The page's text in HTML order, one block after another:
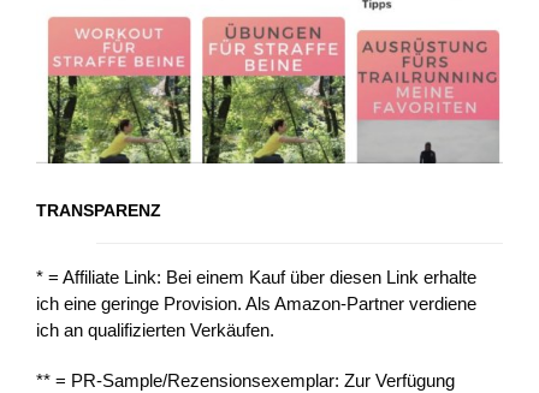
TRANSPARENZ
* = Affiliate Link: Bei einem Kauf über diesen Link erhalte
ich eine geringe Provision. Als Amazon-Partner verdiene
ich an qualifizierten Verkäufen.
** = PR-Sample/Rezensionsexemplar: Zur Verfügung